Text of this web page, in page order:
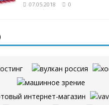
07.05.2018 0